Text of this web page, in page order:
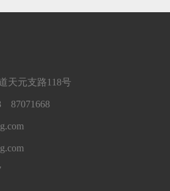
天元支路118号
87071668